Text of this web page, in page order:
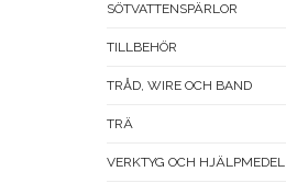
SÖTVATTENSPÄRLOR
TILLBEHÖR
TRÅD, WIRE OCH BAND
TRÄ
VERKTYG OCH HJÄLPMEDEL